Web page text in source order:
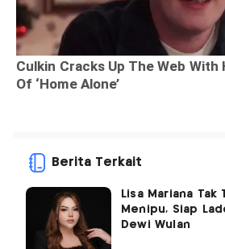
Berita Terkait
Lisa Mariana
Menipu, Siap
Dewi Wulan